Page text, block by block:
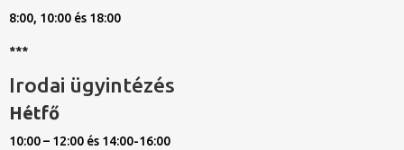
8:00, 10:00 és 18:00
***
Irodai ügyintézés
Hétfő
10:00 – 12:00 és 14:00-16:00